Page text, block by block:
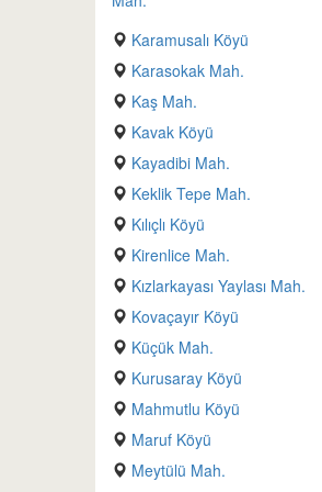
Karamusalı Köyü
Karasokak Mah.
Kaş Mah.
Kavak Köyü
Kayadibi Mah.
Keklik Tepe Mah.
Kılıçlı Köyü
Kirenlice Mah.
Kızlarkayası Yaylası Mah.
Kovaçayır Köyü
Küçük Mah.
Kurusaray Köyü
Mahmutlu Köyü
Maruf Köyü
Meytülü Mah.